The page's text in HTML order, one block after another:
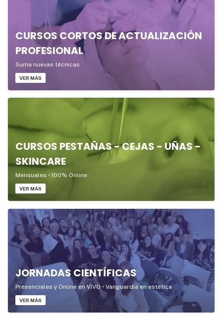
CURSOS CORTOS DE ACTUALIZACIÓN
PROFESIONAL
Suma nuevas técnicas
VER MÁS
CURSOS PESTAÑAS - CEJAS - UÑAS -
SKINCARE
Mensuales • 100% Online
VER MÁS
JORNADAS CIENTÍFICAS
Presenciales y Online en VIVO • Vanguardia en estética
VER MÁS